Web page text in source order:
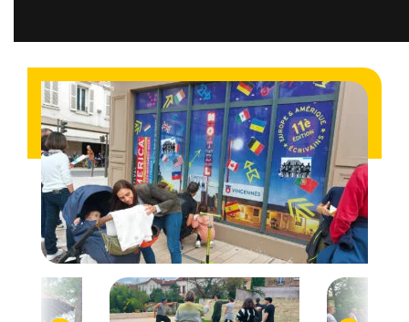
Previous Next